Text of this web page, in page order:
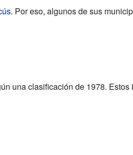
. Por eso, algunos de sus
una clasificación de 1978.